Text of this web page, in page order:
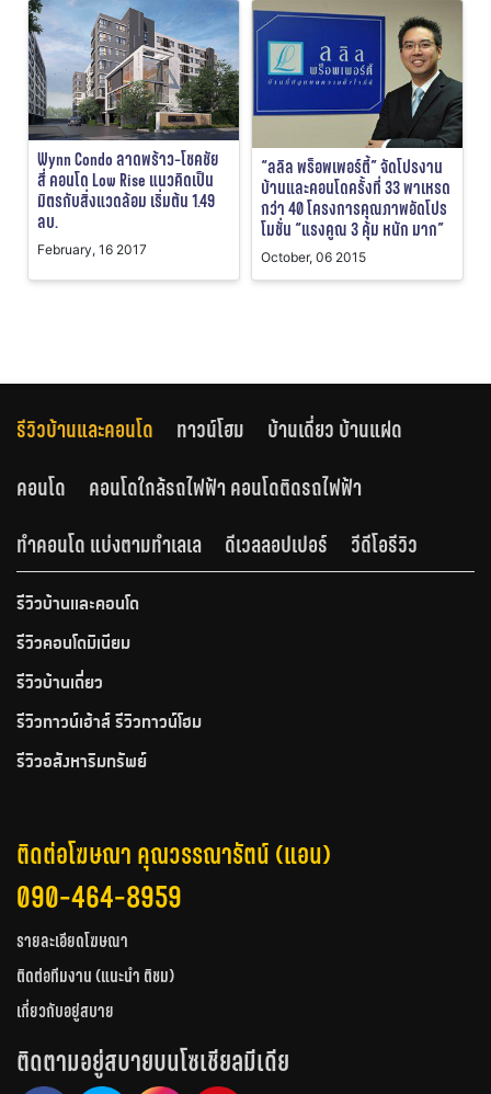
Wynn Condo ลาดพร้าว-โชคชัย
สี่ คอนโด Low Rise แนวคิดเป็น
มิตรกับสิ่งแวดล้อม เริ่มต้น 1.49
ลบ.
February, 16 2017
“ลลิล พร็อพเพอร์ตี้” จัดโปรงาน
บ้านและคอนโดครั้งที่ 33 พาเหรด
กว่า 40 โครงการคุณภาพอัดโปร
โมชั่น “แรงคูณ 3 คุ้ม หนัก มาก”
October, 06 2015
รีวิวบ้านและคอนโด ทาวน์โฮม
บ้านเดี่ยว บ้านแฝด
คอนโด
คอนโดใกล้รถไฟฟ้า คอนโดติดรถไฟฟ้า
ทำคอนโด แบ่งตามทำเลเล
ดีเวลลอปเปอร์ วีดีโอรีวิว
รีวิวบ้านและคอนโด
รีวิวคอนโดมิเนียม
รีวิวบ้านเดี่ยว
รีวิวทาวน์เฮ้าส์ รีวิวทาวน์โฮม
รีวิวอสังหาริมทรัพย์
ติดต่อโฆษณา คุณวรรณารัตน์ (แอน)
090-464-8959
รายละเอียดโฆษณา
ติดต่อทีมงาน (แนะนำ ติชม)
เกี่ยวกับอยู่สบาย
ติดตามอยู่สบายบนโซเชียลมีเดีย